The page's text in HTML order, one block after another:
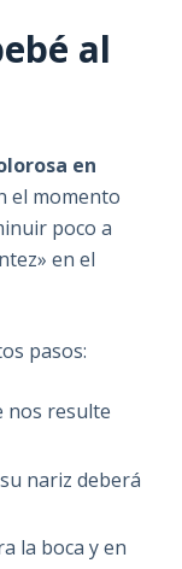
al
en
el momento
poco a
en el
pasos:
nos resulte
nariz deberá
la boca y en